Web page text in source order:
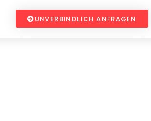
UNVERBINDLICH ANFRAGEN